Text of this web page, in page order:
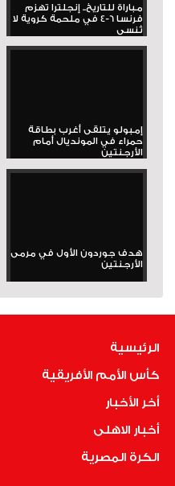
مباراة للتاريخ.. إنجلترا تهزم
فرنسا 6-4 في ملحمة كروية لا
تُنسى
إمبولو يتلقى أغرب بطاقة
حمراء في المونديال أمام
الأرجنتين
هدف جوردون الأول في مرمى
الأرجنتين
الرئيسية
كأس الأمم الأفريقية
أخر الأخبار
أخبار الاهلى
الكرة المصرية